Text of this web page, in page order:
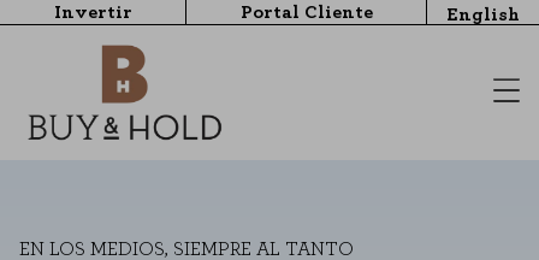
Invertir Portal Cliente English
EN LOS MEDIOS, SIEMPRE AL TANTO